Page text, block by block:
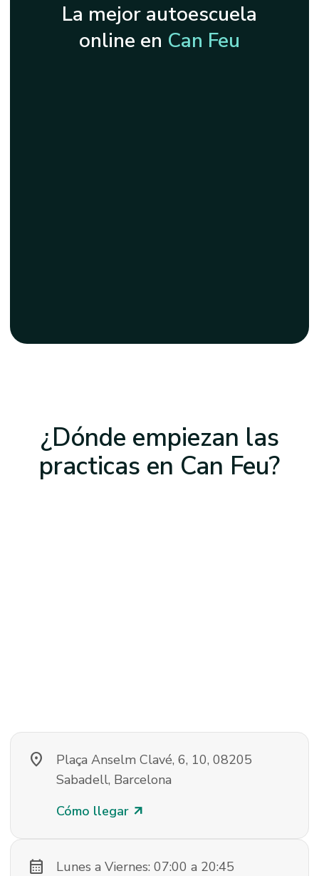
La mejor autoescuela
online en Can Feu
¿Dónde empiezan las
practicas en Can Feu?
location_on
Plaça Anselm Clavé, 6, 10, 08205
Sabadell, Barcelona
Cómo llegar arrow_outward
calendar_month Lunes a Viernes: 07:00 a 20:45